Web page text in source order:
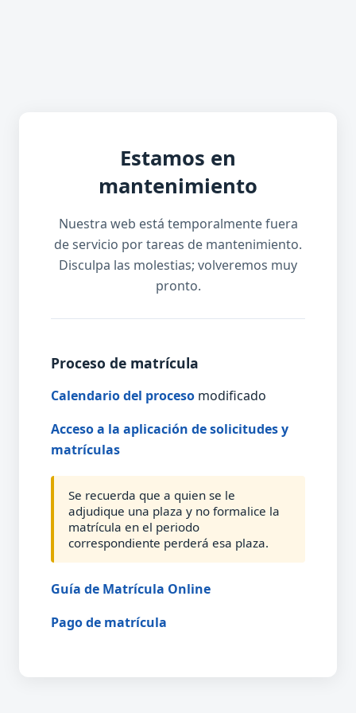
Estamos en
mantenimiento
Nuestra web está temporalmente fuera
de servicio por tareas de mantenimiento.
Disculpa las molestias; volveremos muy
pronto.
Proceso de matrícula
Calendario del proceso modificado
Acceso a la aplicación de solicitudes y
matrículas
Se recuerda que a quien se le
adjudique una plaza y no formalice la
matrícula en el periodo
correspondiente perderá esa plaza.
Guía de Matrícula Online
Pago de matrícula